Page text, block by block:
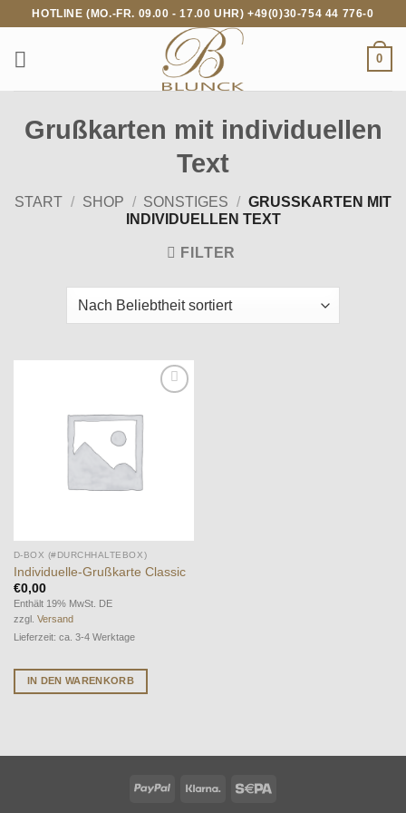
springen
HOTLINE (MO.-FR. 09.00 - 17.00 UHR) +49(0)30-754 44 776-0
0
Grußkarten mit individuellen
Text
START / SHOP / SONSTIGES / GRUSSKARTEN MIT I
NDIVIDUELLEN TEXT
FILTER
Wunschliste
D-BOX (#DURCHHALTEBOX)
Individuelle-Grußkarte Classic
€0,00
Enthält 19% MwSt. DE
zzgl. Versand
Lieferzeit: ca. 3-4 Werktage
IN DEN WARENKORB
PayPal Klarna